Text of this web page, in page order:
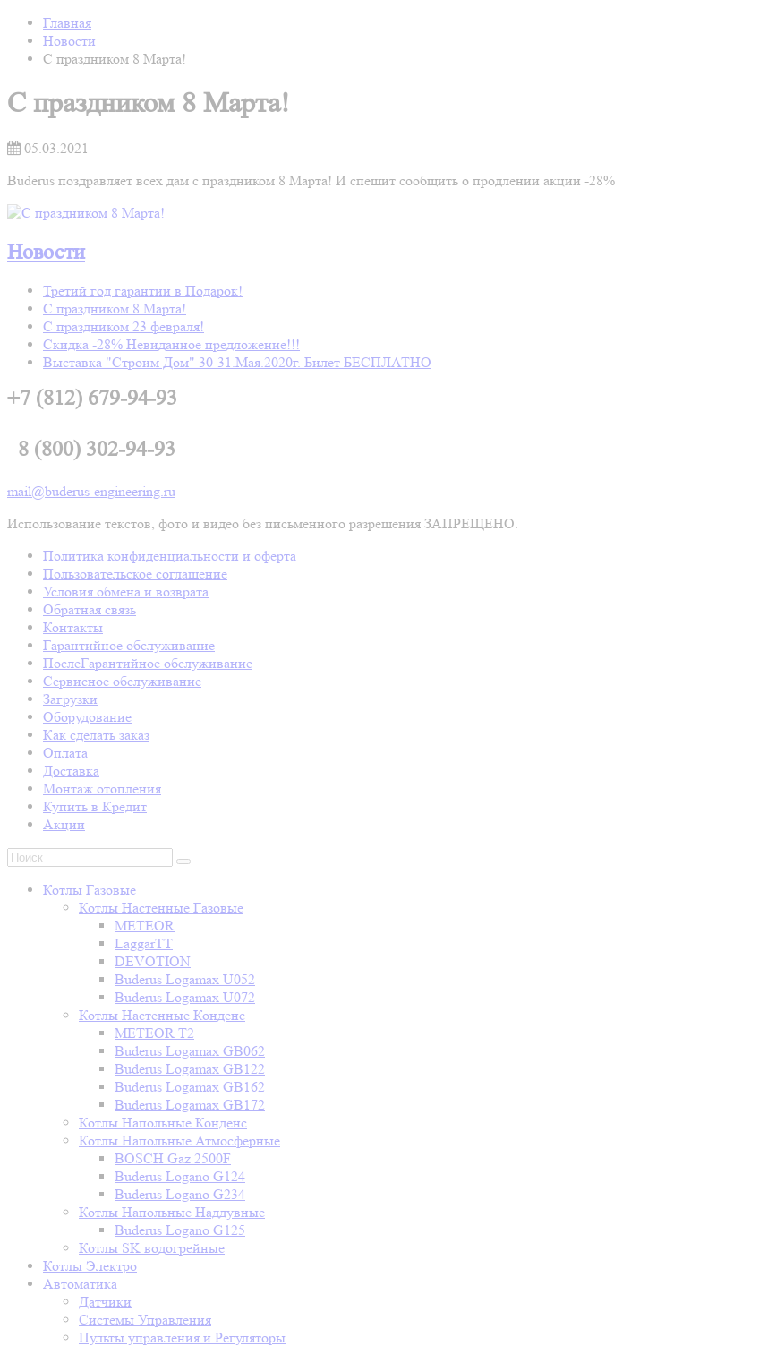
Главная
Новости
C праздником 8 Марта!
C праздником 8 Марта!
05.03.2021
Buderus поздравляет всех дам с праздником 8 Марта! И спешит сообщить о продлении акции -28%
Новости
Третий год гарантии в Подарок!
C праздником 8 Марта!
С праздником 23 февраля!
Скидка -28% Невиданное предложение!!!
Выставка "Строим Дом" 30-31.Мая.2020г. Билет БЕСПЛАТНО
+7 (812) 679-94-93
8 (800) 302-94-93
mail@buderus-engineering.ru
Использование текстов, фото и видео без письменного разрешения ЗАПРЕЩЕНО.
Политика конфиденциальности и оферта
Пользовательское соглашение
Условия обмена и возврата
Обратная связь
Контакты
Гарантийное обслуживание
ПослеГарантийное обслуживание
Сервисное обслуживание
Загрузки
Оборудование
Как сделать заказ
Оплата
Доставка
Монтаж отопления
Купить в Кредит
Акции
Котлы Газовые
Котлы Настенные Газовые
METEOR
LaggarTT
DEVOTION
Buderus Logamax U052
Buderus Logamax U072
Котлы Настенные Конденс
METEOR T2
Buderus Logamax GB062
Buderus Logamax GB122
Buderus Logamax GB162
Buderus Logamax GB172
Котлы Напольные Конденс
Котлы Напольные Атмосферные
BOSCH Gaz 2500F
Buderus Logano G124
Buderus Logano G234
Котлы Напольные Наддувные
Buderus Logano G125
Котлы SK водогрейные
Котлы Электро
Автоматика
Датчики
Системы Управления
Пульты управления и Регуляторы